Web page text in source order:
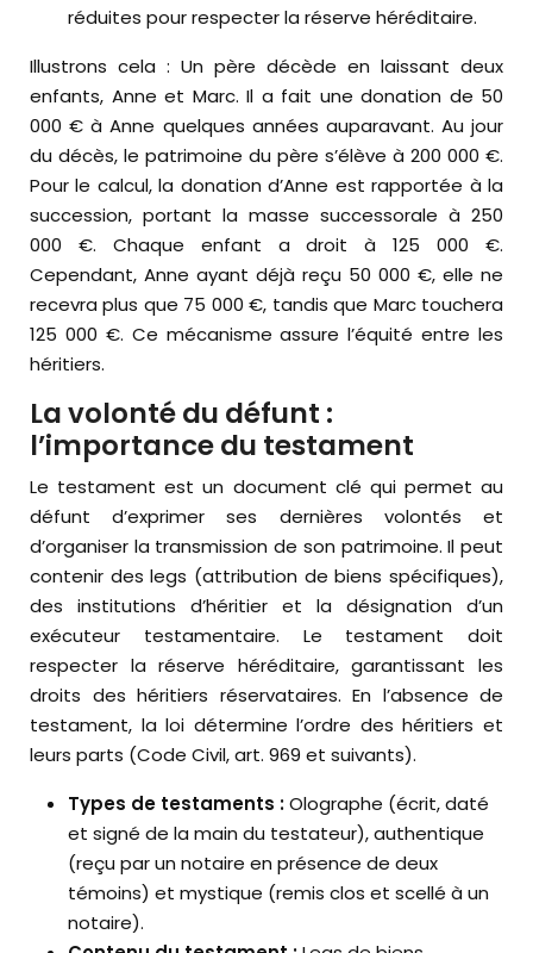
réduites pour respecter la réserve héréditaire.
Illustrons cela : Un père décède en laissant deux
enfants, Anne et Marc. Il a fait une donation de 50
000 € à Anne quelques années auparavant. Au jour
du décès, le patrimoine du père s’élève à 200 000 €.
Pour le calcul, la donation d’Anne est rapportée à la
succession, portant la masse successorale à 250
000 €. Chaque enfant a droit à 125 000 €.
Cependant, Anne ayant déjà reçu 50 000 €, elle ne
recevra plus que 75 000 €, tandis que Marc touchera
125 000 €. Ce mécanisme assure l’équité entre les
héritiers.
La volonté du défunt :
l’importance du testament
Le testament est un document clé qui permet au
défunt d’exprimer ses dernières volontés et
d’organiser la transmission de son patrimoine. Il peut
contenir des legs (attribution de biens spécifiques),
des institutions d’héritier et la désignation d’un
exécuteur testamentaire. Le testament doit
respecter la réserve héréditaire, garantissant les
droits des héritiers réservataires. En l’absence de
testament, la loi détermine l’ordre des héritiers et
leurs parts (Code Civil, art. 969 et suivants).
Types de testaments :Olographe (écrit, daté
et signé de la main du testateur), authentique
(reçu par un notaire en présence de deux
témoins) et mystique (remis clos et scellé à un
notaire).